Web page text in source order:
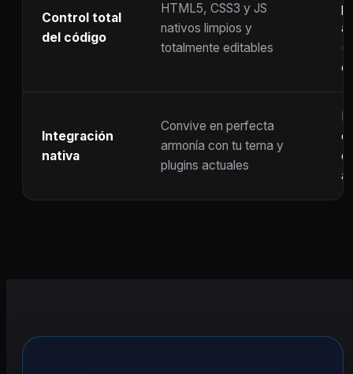
Control total
del código
HTML5, CSS3 y JS
nativos limpios y
totalmente editables
Integración
nativa
Convive en perfecta
armonía con tu tema y
plugins actuales